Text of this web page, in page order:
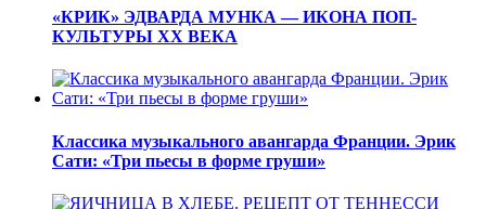
«КРИК» ЭДВАРДА МУНКА — ИКОНА ПОП-
КУЛЬТУРЫ XX ВЕКА
Классика музыкального авангарда Франции. Эрик
Сати: «Три пьесы в форме груши»